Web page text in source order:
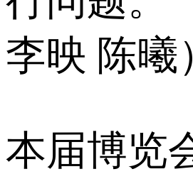
李映 陈曦
本届博览